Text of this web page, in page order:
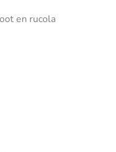
en rucola